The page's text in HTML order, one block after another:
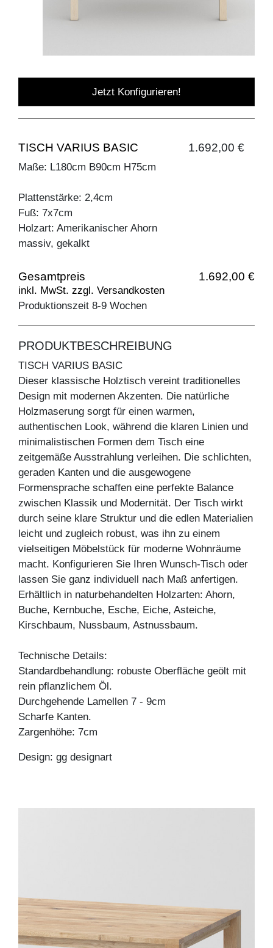
Jetzt Konfigurieren!
TISCH VARIUS BASIC 1.692,00 €
Maße: L180cm B90cm H75cm
Plattenstärke: 2,4cm
Fuß: 7x7cm
Holzart: Amerikanischer Ahorn
massiv, gekalkt
Gesamtpreis 1.692,00 €
inkl. MwSt. zzgl. Versandkosten
Produktionszeit 8-9 Wochen
PRODUKTBESCHREIBUNG
TISCH VARIUS BASIC
Dieser klassische Holztisch vereint traditionelles
Design mit modernen Akzenten. Die natürliche
Holzmaserung sorgt für einen warmen,
authentischen Look, während die klaren Linien und
minimalistischen Formen dem Tisch eine
zeitgemäße Ausstrahlung verleihen. Die schlichten,
geraden Kanten und die ausgewogene
Formensprache schaffen eine perfekte Balance
zwischen Klassik und Modernität. Der Tisch wirkt
durch seine klare Struktur und die edlen Materialien
leicht und zugleich robust, was ihn zu einem
vielseitigen Möbelstück für moderne Wohnräume
macht. Konfigurieren Sie Ihren Wunsch-Tisch oder
lassen Sie ganz individuell nach Maß anfertigen.
Erhältlich in naturbehandelten Holzarten: Ahorn,
Buche, Kernbuche, Esche, Eiche, Asteiche,
Kirschbaum, Nussbaum, Astnussbaum.
Technische Details:
Standardbehandlung: robuste Oberfläche geölt mit
rein pflanzlichem Öl.
Durchgehende Lamellen 7 - 9cm
Scharfe Kanten.
Zargenhöhe: 7cm
Design: gg designart